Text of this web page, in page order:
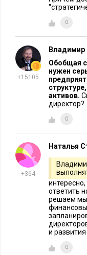
сценариев
довести до
Executive.ru:А
С.Е.:
Стратегический
другим
наработками и
горизонтом
Executive.ru:
директора?
С.Е.: В
независимых
корпоративных
союза
которые
0
+15105
Владимир
Обобщая
нужен
активов.
директор?
0
+364
Наталья
ответить
решаем мы
и развития
0